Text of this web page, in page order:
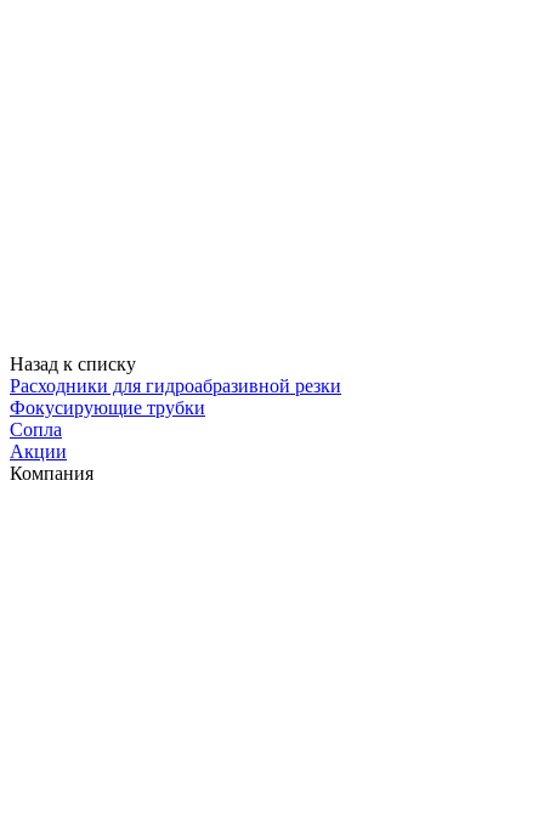
Назад к списку
Расходники для гидроабразивной резки
Фокусирующие трубки
Сопла
Акции
Компания